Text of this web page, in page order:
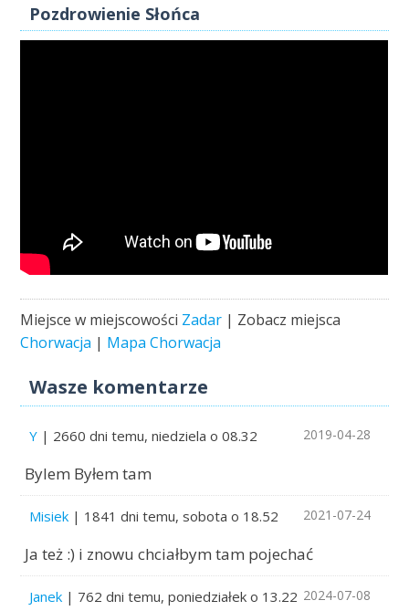
Pozdrowienie Słońca
Miejsce w miejscowości Zadar | Zobacz miejsca
Chorwacja | Mapa Chorwacja
Wasze komentarze
Y | 2660 dni temu, niedziela o 08.32 2019-04-28
Bylem Byłem tam
Misiek | 1841 dni temu, sobota o 18.52 2021-07-24
Ja też :) i znowu chciałbym tam pojechać
Janek | 762 dni temu, poniedziałek o 13.22 2024-07-08